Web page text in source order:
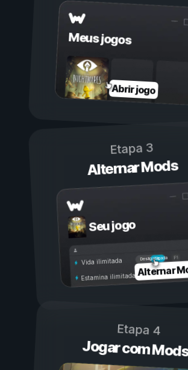
Meus jogos
Abrir jogo
Etapa 3
Alternar Mods
Seu jogo
Ligada
Desligada
Vida ilimitada
Estamina ilimitadaAlternar
Etapa 4
Jogar com